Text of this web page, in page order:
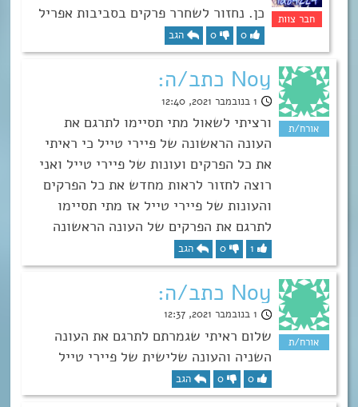
כן. נחזור לשחרר פרקים בסביבות אפריל
0
0 הגב
Noy כתב/ה:
1 בנובמבר 2021, 12:40
ורציתי לשאול מתי תסיימו לתרגם את
העונה הראשונה של פיירי טייל כי ראיתי
את כל הפרקים ועונות של פיירי טייל ואני
רוצה לחזור לראות מחדש את כל הפרקים
והעונות של פיירי טייל אז מתי תסיימו
לתרגם את הפרקים של העונה הראשונה
1
0 הגב
Noy כתב/ה:
1 בנובמבר 2021, 12:37
שלום ראיתי שגמרתם לתרגם את העונה
השניה והעונה שלישית של פיירי טייל
0
0 הגב